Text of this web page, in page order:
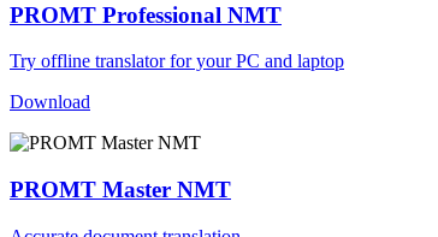
PROMT Professional NMT
Try offline translator for your PC and laptop
Download
PROMT Master NMT